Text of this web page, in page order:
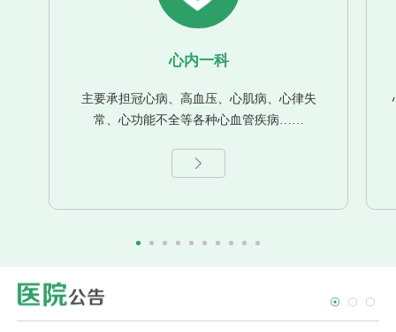
心内一科
主要承担冠心病、高血压、心肌病、心律失
常、心功能不全等各种心血管疾病……